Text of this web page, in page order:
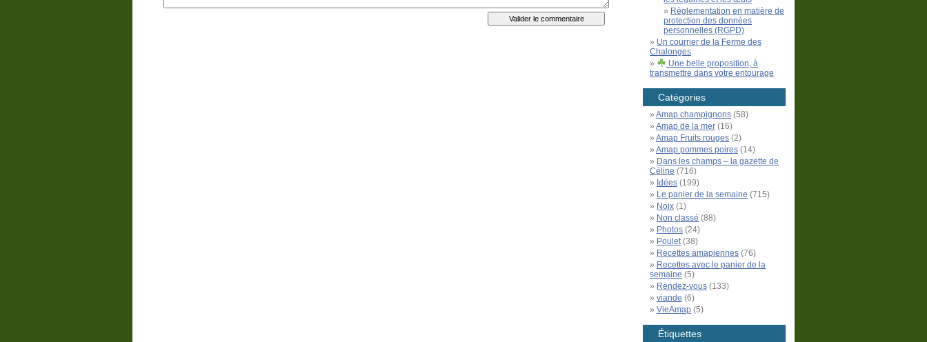
Règlementation en matière de
protection des données
personnelles (RGPD)
Un courrier de la Ferme des
Chalonges
Une belle proposition, à
transmettre dans votre entourage
Catégories
Amap champignons (58)
Amap de la mer (16)
Amap Fruits rouges (2)
Amap pommes poires (14)
Dans les champs – la gazette de
Céline (716)
Idées (199)
Le panier de la semaine (715)
Noix (1)
Non classé (88)
Photos (24)
Poulet(38)
Recettes amapiennes (76)
Recettes avec le panier de la
semaine (5)
Rendez-vous (133)
viande (6)
VieAmap (5)
Étiquettes